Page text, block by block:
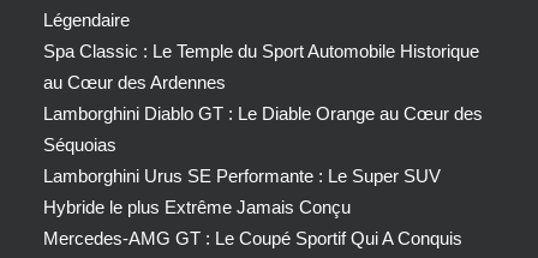
Légendaire
Spa Classic : Le Temple du Sport Automobile Historique
au Cœur des Ardennes
Lamborghini Diablo GT : Le Diable Orange au Cœur des
Séquoias
Lamborghini Urus SE Performante : Le Super SUV
Hybride le plus Extrême Jamais Conçu
Mercedes-AMG GT : Le Coupé Sportif Qui A Conquis